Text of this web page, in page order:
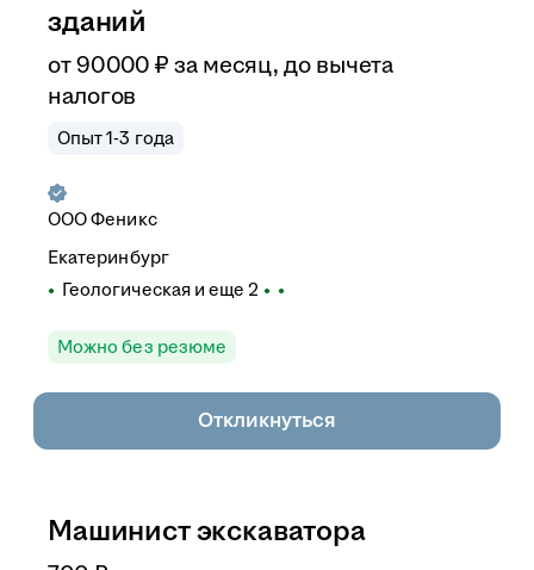
зданий
от90 000 ₽ за месяц,до вычета
налогов
Опыт 1-3 года
ОООФеникс
Екатеринбург
Геологическая и еще 2
Можно без резюме
Откликнуться
Машинист экскаватора